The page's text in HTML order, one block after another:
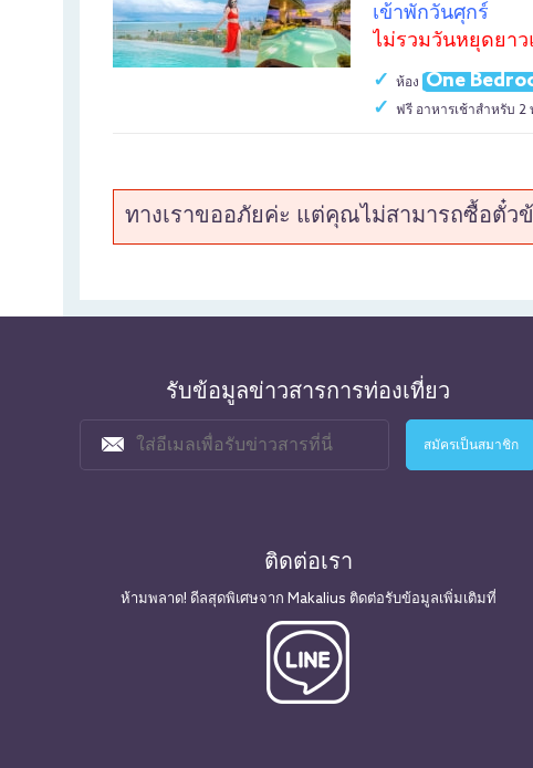
เข้าพักวันศุกร์
ไม่รวมวันหยุดยา
ห้อง One
ฟรี อาหารเช้าสำหรับ 2
ทางเราขออภัยค่ะ แต่คุณไม่สามารถซื้อตั๋ว
รับข้อมูลข่าวสารการท่องเที่ยว
ติดต่อเรา
ห้ามพลาด! ดีลสุดพิเศษจาก Makalius ติดต่อรับข้อมูลเพิ่มเติมที่